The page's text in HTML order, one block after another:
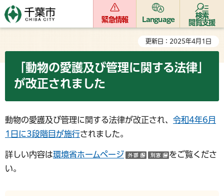
緊急情報 Language
検索
閲覧支援
更新日：2025年4月1日
「動物の愛護及び管理に関する法律」
が改正されました
動物の愛護及び管理に関する法律が改正され、 令和4年6月
1日に3段階目が施行されました。
詳しい内容は環境省ホームページ
（外部サイトへリン
（別ウインド
をご覧くださ
い。